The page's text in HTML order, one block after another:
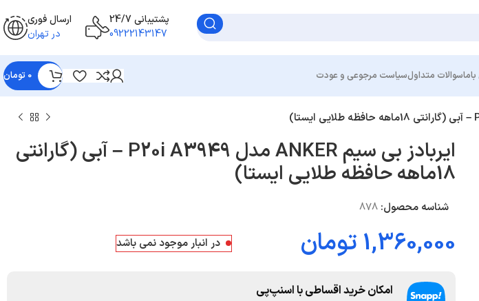
پشتیبانی 24/7
09222143147
ارسال فوری
در تهران
سوالات متداولسیاست مرجوعی و عودت 0 تومان
ایربادز بی سیم ANKER مدل P20i A3949 – آبی (گارانتی
18ماهه حافظه طلایی ایستا)
شناسه محصول: 878
1,360,000 تومان در انبار موجود نمی باشد
امکان خرید اقساطی با اسنپ‌پی